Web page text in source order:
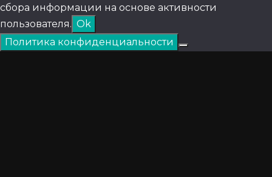
сбора информации на основе активности
пользователя. Ok
Политика конфиденциальности